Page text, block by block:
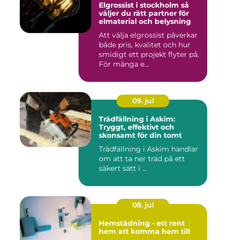
Elgrossist i stockholm så
väljer du rätt partner för
elmaterial och belysning
Att välja elgrossist påverkar
både pris, kvalitet och hur
smidigt ett projekt flyter på.
För många e...
09. jul
Trädfällning i Askim:
Tryggt, effektivt och
skonsamt för din tomt
Trädfällning i Askim handlar
om att ta ner träd på ett
säkert sätt i ...
08. jul
Hemstädning - ett rent
hem att komma hem till